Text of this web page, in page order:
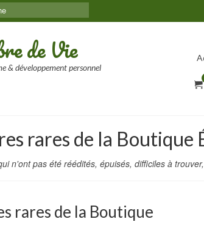
de Vie
& développement personnel
rares de la Boutique
n'ont pas été réédités, épuisés, difficiles à
rares de la Boutique